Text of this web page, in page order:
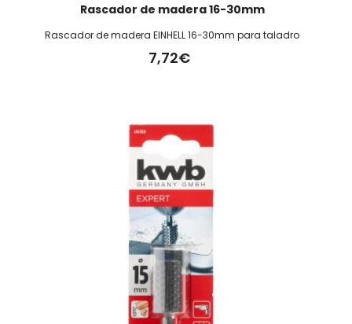
Rascador de madera 16-30mm
Rascador de madera EINHELL 16-30mm para taladro
7,72€